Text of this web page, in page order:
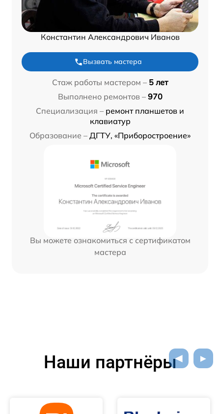
Константин Александрович Иванов
Вызвать мастера
Стаж работы мастером – 5 лет
Выполнено ремонтов – 970
Специализация – ремонт планшетов и
клавиатур
Образование – ДГТУ, «Приборостроение»
Вы можете ознакомиться с сертификатом
мастера
Наши партнёры